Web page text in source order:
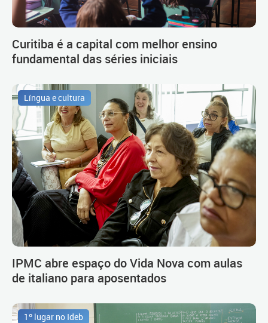
Curitiba é a capital com melhor ensino
fundamental das séries iniciais
Língua e cultura
IPMC abre espaço do Vida Nova com aulas
de italiano para aposentados
1º lugar no Ideb